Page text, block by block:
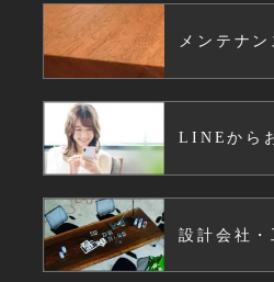
メンテナ
LINEから
設計会社・